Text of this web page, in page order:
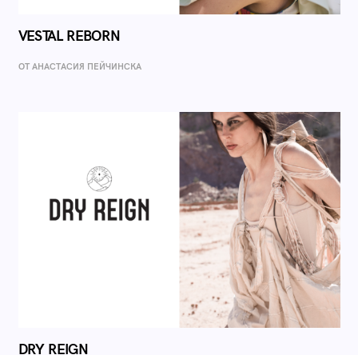
VESTAL REBORN
ОТ AНАСТАСИЯ ПЕЙЧИНСКА
DRY REIGN